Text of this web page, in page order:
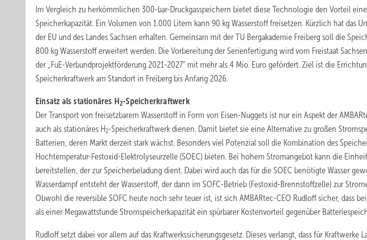
Im Vergleich zu herkömmlichen 300-bar-Druckgasspeichern bietet diese Technologie den Vorteil
Speicherkapazität. Ein Volumen von 1.000 Litern kann 90 kg Wasserstoff freisetzen. Kürzlich hat das
der EU und des Landes Sachsen erhalten. Gemeinsam mit der TU Bergakademie Freiberg soll die
800 kg Wasserstoff erweitert werden. Die Vorbereitung der Serienfertigung wird vom Freistaat
der „FuE-Verbundprojektförderung 2021-2027“ mit mehr als 4 Mio. Euro gefördert. Ziel ist die
Speicherkraftwerk am Standort in Freiberg bis Anfang 2026.
Einsatz als stationäres H 2-Speicherkraftwerk
Der Transport von freisetzbarem Wasserstoff in Form von Eisen-Nuggets ist nur ein Aspekt der
auch als stationäres H2-Speicherkraftwerk dienen. Damit bietet sie eine Alternative zu großen
Batterien, deren Markt derzeit stark wächst. Besonders viel Potenzial soll die Kombination des
Hochtemperatur-Festoxid-Elektrolyseurzelle (SOEC) bieten. Bei hohem Stromangebot kann die Einheit
bereitstellen, der zur Speicherbeladung dient. Dabei wird auch das für die SOEC benötigte Wasser
Wasserdampf entsteht der Wasserstoff, der dann im SOFC-Betrieb (Festoxid-Brennstoffzelle) zur
Obwohl die reversible SOFC heute noch sehr teuer ist, ist sich AMBARtec-CEO Rudloff sicher, dass
als einer Megawattstunde Stromspeicherkapazität ein spürbarer Kostenvorteil gegenüber
Rudloff setzt dabei vor allem auf das Kraftwerkssicherungsgesetz. Dieses verlangt, dass für Kraftwerke